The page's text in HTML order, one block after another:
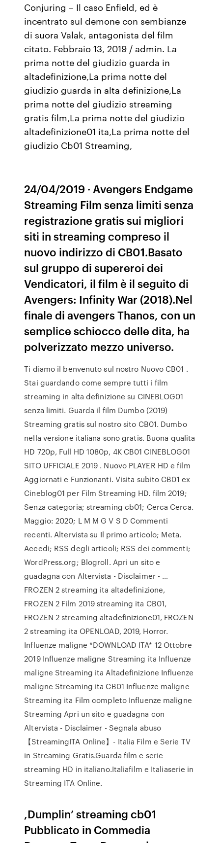
Conjuring – Il caso Enfield, ed è
incentrato sul demone con sembianze
di suora Valak, antagonista del film
citato. Febbraio 13, 2019 / admin. La
prima notte del giudizio guarda in
altadefinizione,La prima notte del
giudizio guarda in alta definizione,La
prima notte del giudizio streaming
gratis film,La prima notte del giudizio
altadefinizione01 ita,La prima notte del
giudizio Cb01 Streaming,
24/04/2019 · Avengers Endgame
Streaming Film senza limiti senza
registrazione gratis sui migliori
siti in streaming compreso il
nuovo indirizzo di CB01.Basato
sul gruppo di supereroi dei
Vendicatori, il film è il seguito di
Avengers: Infinity War (2018).Nel
finale di avengers Thanos, con un
semplice schiocco delle dita, ha
polverizzato mezzo universo.
Ti diamo il benvenuto sul nostro Nuovo CB01 .
Stai guardando come sempre tutti i film
streaming in alta definizione su CINEBLOG01
senza limiti. Guarda il film Dumbo (2019)
Streaming gratis sul nostro sito CB01. Dumbo
nella versione italiana sono gratis. Buona qualita
HD 720p, Full HD 1080p, 4K CB01 CINEBLOG01
SITO UFFICIALE 2019 . Nuovo PLAYER HD e film
Aggiornati e Funzionanti. Visita subito CB01 ex
Cineblog01 per Film Streaming HD. film 2019;
Senza categoria; streaming cb01; Cerca Cerca.
Maggio: 2020; L M M G V S D Commenti
recenti. Altervista su Il primo articolo; Meta.
Accedi; RSS degli articoli; RSS dei commenti;
WordPress.org; Blogroll. Apri un sito e
guadagna con Altervista - Disclaimer - …
FROZEN 2 streaming ita altadefinizione,
FROZEN 2 Film 2019 streaming ita CB01,
FROZEN 2 streaming altadefinizione01, FROZEN
2 streaming ita OPENLOAD, 2019, Horror.
Influenze maligne *DOWNLOAD ITA* 12 Ottobre
2019 Influenze maligne Streaming ita Influenze
maligne Streaming ita Altadefinizione Influenze
maligne Streaming ita CB01 Influenze maligne
Streaming ita Film completo Influenze maligne
Streaming Apri un sito e guadagna con
Altervista - Disclaimer - Segnala abuso
【StreamingITA Online】- Italia Film e Serie TV
in Streaming Gratis.Guarda film e serie
streaming HD in italiano.Italiafilm e Italiaserie in
Streaming ITA Online.
,Dumplin’ streaming cb01
Pubblicato in Commedia